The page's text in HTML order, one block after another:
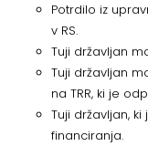
Potrdilo iz
v RS.
Tuji državljan
Tuji državljan
na TRR, ki je
Tuji državljan,
financiranja.